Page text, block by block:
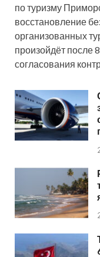
по туризму
восстановление
организованных
произойдёт после
согласования